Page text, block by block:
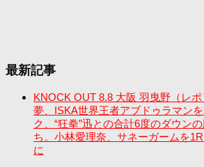
最新記事
KNOCK OUT 8.8 大阪 羽曳野（レ
夢、ISKA世界王者アブドゥラマン
ク、“狂拳”迅との合計6度のダウン
ち。小林愛理奈、サネーガームを
に